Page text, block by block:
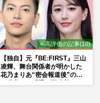
⭐ 高評価の記事(10)
【独自】元『BE:FIRST』三山
凌輝、舞台関係者が明かした
花乃まりあ“密会報道後”の呆